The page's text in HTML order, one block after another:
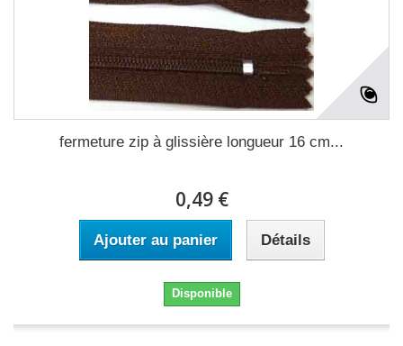
fermeture zip à glissière longueur 16 cm...
0,49 €
Ajouter au panier Détails
Disponible